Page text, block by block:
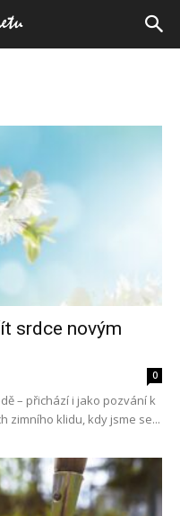
srdce novým
0
– přichází i jako pozvání k
zimního klidu, kdy jsme se...